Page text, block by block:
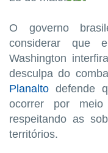
O governo
considerar que
Washington
desculpa do
Planalto defende
ocorrer por meio
respeitando as
territórios.